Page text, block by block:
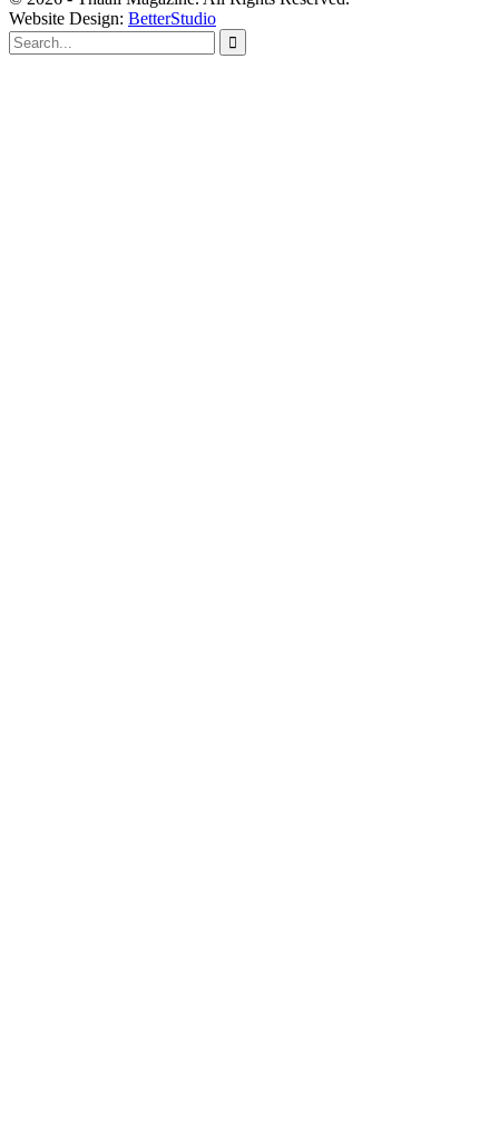
Website Design: BetterStudio